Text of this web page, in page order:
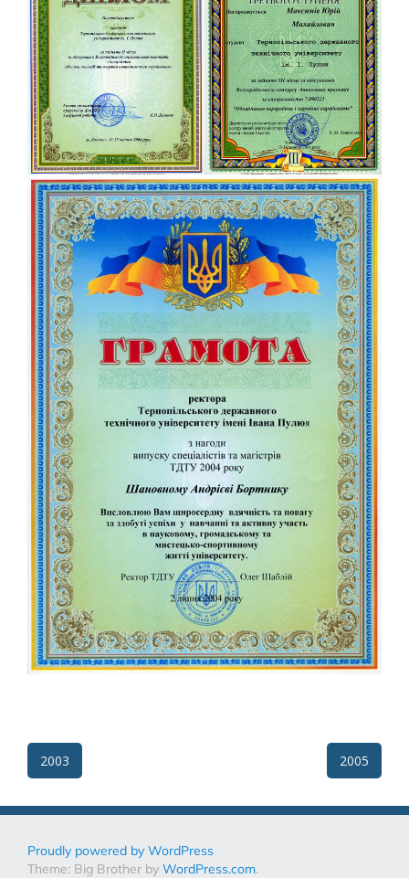
Post
navigation
2003 2005
Proudly powered by WordPress
Theme: Big Brother by WordPress.com.